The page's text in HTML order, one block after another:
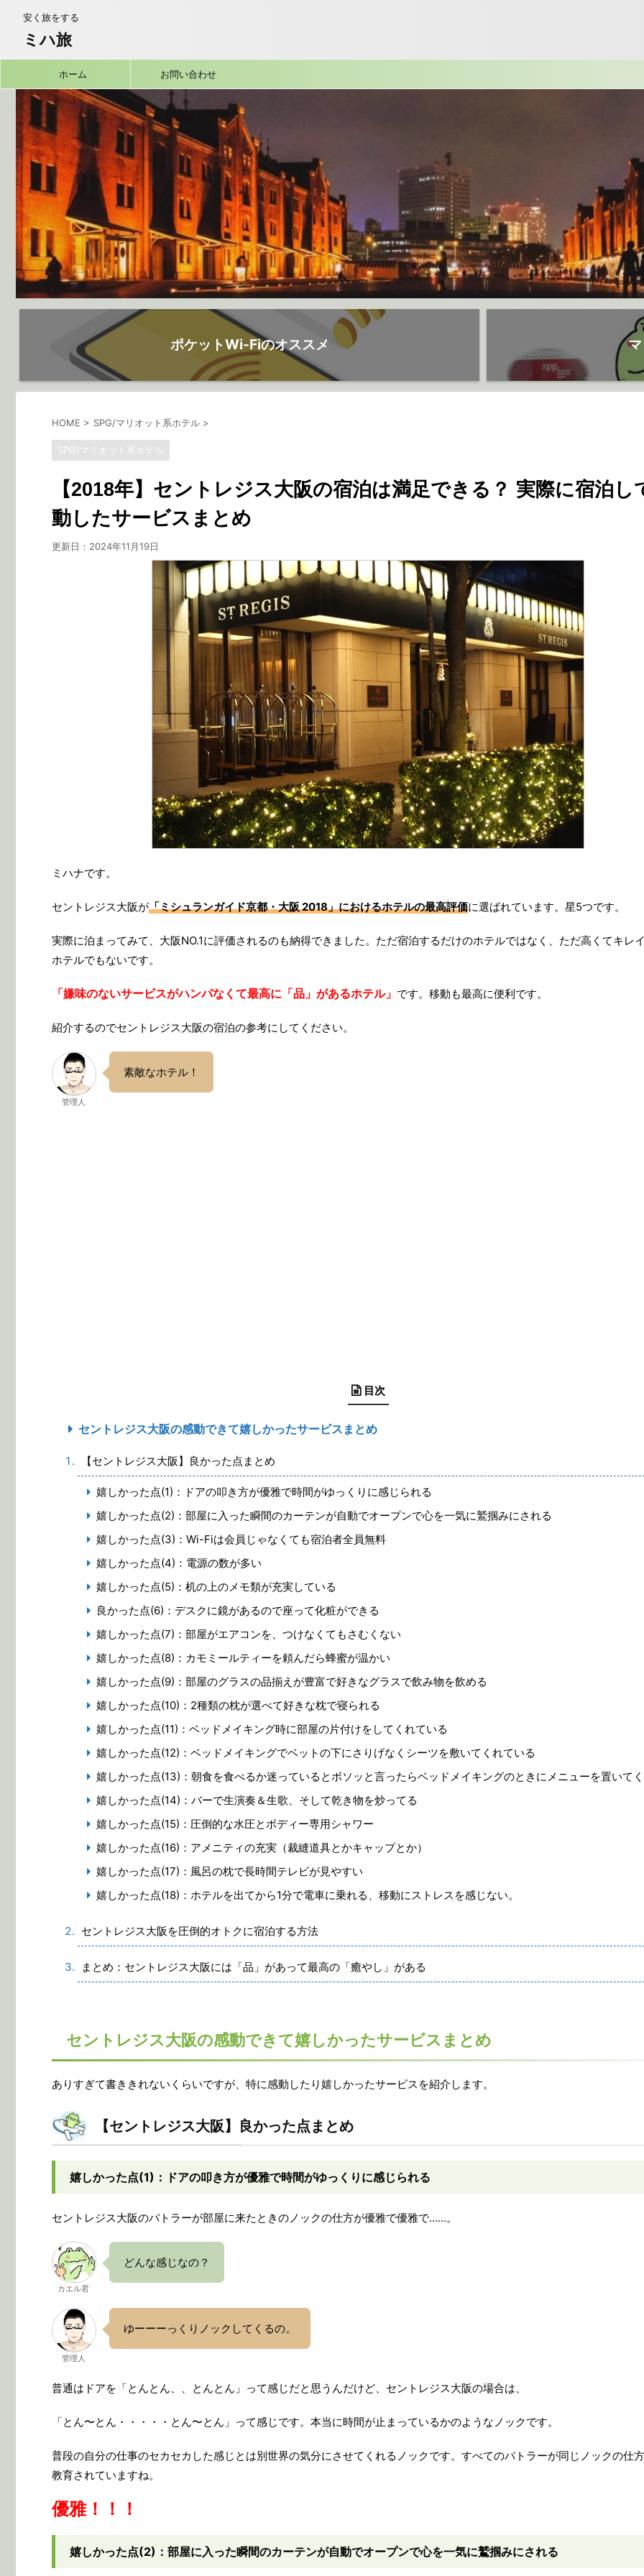
安く旅をする
ミハ旅
ホーム お問い合わせ
ポケットWi-Fiのオススメ
HOME > SPG/マリオット系ホテル >
SPG/マリオット系ホテル
【2018年】セントレジス大阪の宿泊は満足できる？ 実際に宿泊し
動したサービスまとめ
更新日： 2024年11月19日
ミハナです。
セントレジス大阪が「ミシュランガイド京都・大阪 2018」におけるホテルの最高評価に選ばれています。星5つです。
実際に泊まってみて、大阪NO.1に評価されるのも納得できました。ただ宿泊するだけのホテルではなく、ただ高くてキレ
ホテルでもないです。
「嫌味のないサービスがハンパなくて最高に「品」があるホテル」 です。移動も最高に便利です。
紹介するのでセントレジス大阪の宿泊の参考にしてください。
管理人
素敵なホテル！
目次
セントレジス大阪の感動できて嬉しかったサービスまとめ
【セントレジス大阪】良かった点まとめ
嬉しかった点(1)：ドアの叩き方が優雅で時間がゆっくりに感じられる
嬉しかった点(2)：部屋に入った瞬間のカーテンが自動でオープンで心を一気に鷲掴みにされる
嬉しかった点(3)：Wi-Fiは会員じゃなくても宿泊者全員無料
嬉しかった点(4)：電源の数が多い
嬉しかった点(5)：机の上のメモ類が充実している
良かった点(6)：デスクに鏡があるので座って化粧ができる
嬉しかった点(7)：部屋がエアコンを、つけなくてもさむくない
嬉しかった点(8)：カモミールティーを頼んだら蜂蜜が温かい
嬉しかった点(9)：部屋のグラスの品揃えが豊富で好きなグラスで飲み物を飲める
嬉しかった点(10)：2種類の枕が選べて好きな枕で寝られる
嬉しかった点(11)：ベッドメイキング時に部屋の片付けをしてくれている
嬉しかった点(12)：ベッドメイキングでベットの下にさりげなくシーツを敷いてくれている
嬉しかった点(13)：朝食を食べるか迷っているとボソッと言ったらベッドメイキングのときにメニューを置いて
嬉しかった点(14)：バーで生演奏＆生歌、そして乾き物を炒ってる
嬉しかった点(15)：圧倒的な水圧とボディー専用シャワー
嬉しかった点(16)：アメニティの充実（裁縫道具とかキャップとか）
嬉しかった点(17)：風呂の枕で長時間テレビが見やすい
嬉しかった点(18)：ホテルを出てから1分で電車に乗れる、移動にストレスを感じない。
セントレジス大阪を圧倒的オトクに宿泊する方法
まとめ：セントレジス大阪には「品」があって最高の「癒やし」がある
セントレジス大阪の感動できて嬉しかったサービスまとめ
ありすぎて書ききれないくらいですが、特に感動したり嬉しかったサービスを紹介します。
【セントレジス大阪】良かった点まとめ
嬉しかった点(1)：ドアの叩き方が優雅で時間がゆっくりに感じられる
セントレジス大阪のバトラーが部屋に来たときのノックの仕方が優雅で優雅で……。
カエル君
どんな感じなの？
管理人
ゆーーーっくりノックしてくるの。
普通はドアを「とんとん、、とんとん」って感じだと思うんだけど、セントレジス大阪の場合は、
「とん〜とん・・・・・とん〜とん」って感じです。本当に時間が止まっているかのようなノックです。
普段の自分の仕事のセカセカした感じとは別世界の気分にさせてくれるノックです。すべてのバトラーが同じノックの仕
教育されていますね。
優雅！！！
嬉しかった点(2)：部屋に入った瞬間のカーテンが自動でオープンで心を一気に鷲掴みにされる